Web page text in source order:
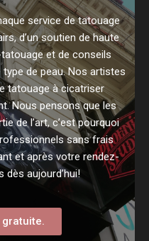
service de tatouage
d’un soutien de haute
et de conseils
de peau. Nos artistes
tatouage à cicatriser
Nous pensons que les
de l’art, c’est pourquoi
sans frais
et après votre rendez-
aujourd’hui!